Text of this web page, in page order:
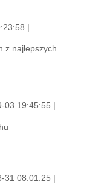
|
z najlepszych
03 19:45:55 |
31 08:01:25 |